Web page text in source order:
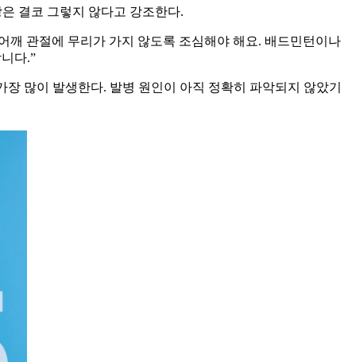
결코 그렇지 않다고 강조한다.
깨 관절에 무리가 가지 않도록 조심해야 해요. 배드민턴이나
다.”
많이 발생한다. 발병 원인이 아직 정확히 파악되지 않았기